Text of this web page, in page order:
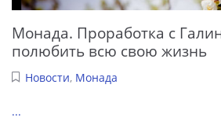
Монада. Проработка с
полюбить всю свою жизнь
Новости, Монада
...